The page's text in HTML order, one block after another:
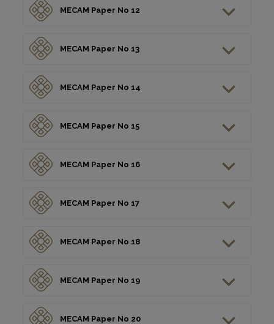
MECAM Paper No 12
MECAM Paper No 13
MECAM Paper No 14
MECAM Paper No 15
MECAM Paper No 16
MECAM Paper No 17
MECAM Paper No 18
MECAM Paper No 19
MECAM Paper No 20